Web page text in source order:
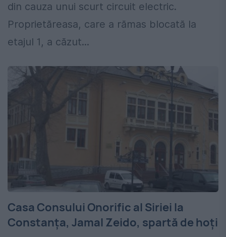
din cauza unui scurt circuit electric.
Proprietăreasa, care a rămas blocată la
etajul 1, a căzut...
Casa Consului Onorific al Siriei la
Constanţa, Jamal Zeido, spartă de hoţi